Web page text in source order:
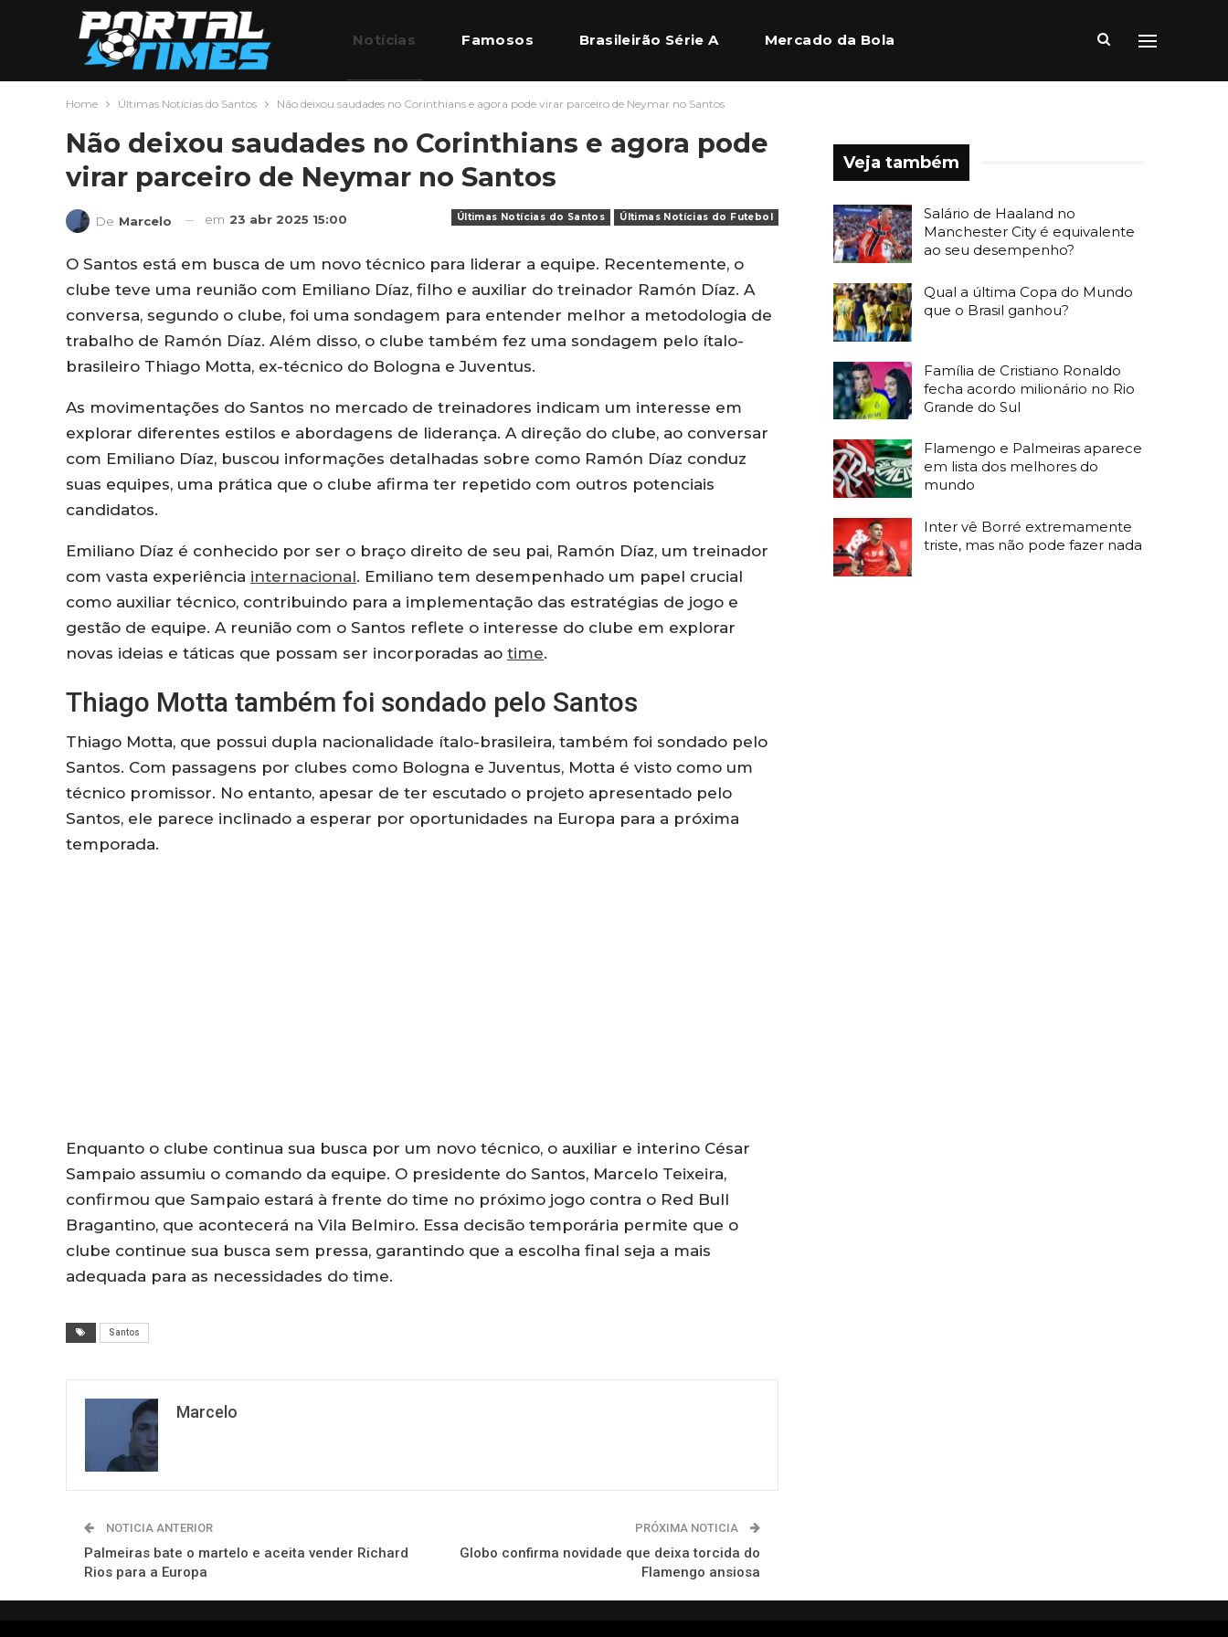
Notícias Famosos Brasileirão Série A Mercado da Bola
Home Últimas Notícias do Santos Não deixou saudades no Corinthians e agora pode virar parceiro de Neymar no Santos
Não deixou saudades no Corinthians e agora pode
virar parceiro de Neymar no Santos
Últimas Notícias do Santos Últimas Notícias do Futebol
De Marcelo em 23 abr 2025 15:00
O Santos está em busca de um novo técnico para liderar a equipe. Recentemente, o
clube teve uma reunião com Emiliano Díaz, filho e auxiliar do treinador Ramón Díaz. A
conversa, segundo o clube, foi uma sondagem para entender melhor a metodologia de
trabalho de Ramón Díaz. Além disso, o clube também fez uma sondagem pelo ítalo-
brasileiro Thiago Motta, ex-técnico do Bologna e Juventus.
As movimentações do Santos no mercado de treinadores indicam um interesse em
explorar diferentes estilos e abordagens de liderança. A direção do clube, ao conversar
com Emiliano Díaz, buscou informações detalhadas sobre como Ramón Díaz conduz
suas equipes, uma prática que o clube afirma ter repetido com outros potenciais
candidatos.
Emiliano Díaz é conhecido por ser o braço direito de seu pai, Ramón Díaz, um treinador
com vasta experiência internacional. Emiliano tem desempenhado um papel crucial
como auxiliar técnico, contribuindo para a implementação das estratégias de jogo e
gestão de equipe. A reunião com o Santos reflete o interesse do clube em explorar
novas ideias e táticas que possam ser incorporadas ao time.
Thiago Motta também foi sondado pelo Santos
Thiago Motta, que possui dupla nacionalidade ítalo-brasileira, também foi sondado pelo
Santos. Com passagens por clubes como Bologna e Juventus, Motta é visto como um
técnico promissor. No entanto, apesar de ter escutado o projeto apresentado pelo
Santos, ele parece inclinado a esperar por oportunidades na Europa para a próxima
temporada.
Enquanto o clube continua sua busca por um novo técnico, o auxiliar e interino César
Sampaio assumiu o comando da equipe. O presidente do Santos, Marcelo Teixeira,
confirmou que Sampaio estará à frente do time no próximo jogo contra o Red Bull
Bragantino, que acontecerá na Vila Belmiro. Essa decisão temporária permite que o
clube continue sua busca sem pressa, garantindo que a escolha final seja a mais
adequada para as necessidades do time.
Santos
Marcelo
NOTICIA ANTERIOR
Palmeiras bate o martelo e aceita vender Richard
Rios para a Europa
PRÓXIMA NOTICIA
Globo confirma novidade que deixa torcida do
Flamengo ansiosa
Veja também
Salário de Haaland no
Manchester City é equivalente
ao seu desempenho?
Qual a última Copa do Mundo
que o Brasil ganhou?
Família de Cristiano Ronaldo
fecha acordo milionário no Rio
Grande do Sul
Flamengo e Palmeiras aparece
em lista dos melhores do
mundo
Inter vê Borré extremamente
triste, mas não pode fazer nada